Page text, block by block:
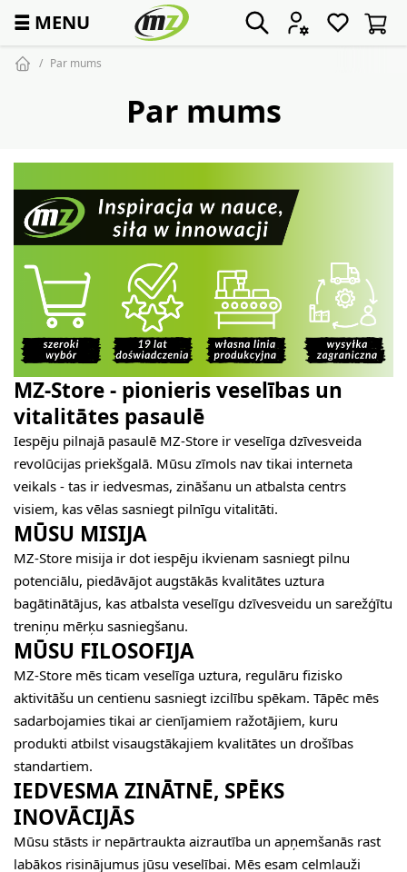
☰ MENU
Par mums
Par mums
MZ-Store - pionieris veselības un
vitalitātes pasaulē
Iespēju pilnajā pasaulē MZ-Store ir veselīga dzīvesveida
revolūcijas priekšgalā. Mūsu zīmols nav tikai interneta
veikals - tas ir iedvesmas, zināšanu un atbalsta centrs
visiem, kas vēlas sasniegt pilnīgu vitalitāti.
MŪSU MISIJA
MZ-Store misija ir dot iespēju ikvienam sasniegt pilnu
potenciālu, piedāvājot augstākās kvalitātes uztura
bagātinātājus, kas atbalsta veselīgu dzīvesveidu un sarežģītu
treniņu mērķu sasniegšanu.
MŪSU FILOSOFIJA
MZ-Store mēs ticam veselīga uztura, regulāru fizisko
aktivitāšu un centienu sasniegt izcilību spēkam. Tāpēc mēs
sadarbojamies tikai ar cienījamiem ražotājiem, kuru
produkti atbilst visaugstākajiem kvalitātes un drošības
standartiem.
IEDVESMA ZINĀTNĒ, SPĒKS
INOVĀCIJĀS
Mūsu stāsts ir nepārtraukta aizrautība un apņemšanās rast
labākos risinājumus jūsu veselībai. Mēs esam celmlauži